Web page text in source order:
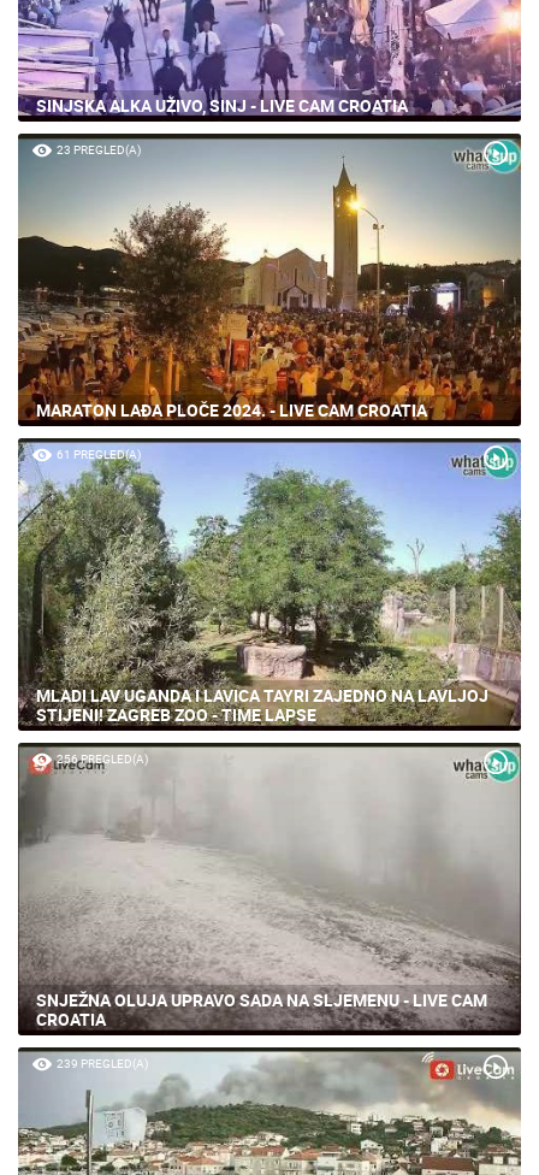
SINJSKA ALKA UŽIVO, SINJ - LIVE CAM CROATIA
23 PREGLED(A)
MARATON LAĐA PLOČE 2024. - LIVE CAM CROATIA
61 PREGLED(A)
MLADI LAV UGANDA I LAVICA TAYRI ZAJEDNO NA LAVLJOJ
STIJENI! ZAGREB ZOO - TIME LAPSE
256 PREGLED(A)
SNJEŽNA OLUJA UPRAVO SADA NA SLJEMENU - LIVE CAM
CROATIA
239 PREGLED(A)